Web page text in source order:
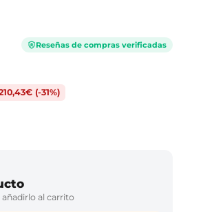
Reseñas de compras verificadas
(-31%)
añadirlo al carrito